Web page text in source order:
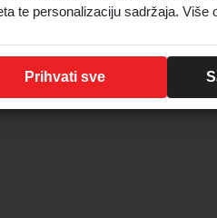
te personalizaciju sadržaja. Više
Prihvati sve